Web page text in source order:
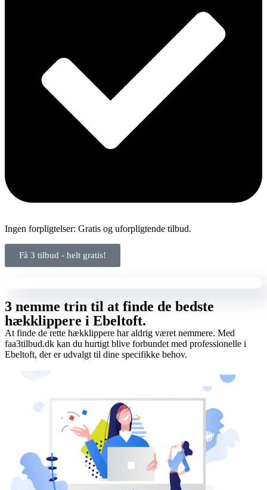
Ingen forpligtelser: Gratis og uforpligtende tilbud.
Få 3 tilbud - helt gratis!
3 nemme trin til at finde de bedste
hækklippere i Ebeltoft.
At finde de rette hækklippere har aldrig været nemmere. Med
faa3tilbud.dk kan du hurtigt blive forbundet med professionelle i
Ebeltoft, der er udvalgt til dine specifikke behov.